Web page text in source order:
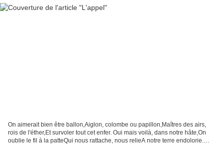
On aimerait bien être ballon,Aiglon, colombe ou papillon,Maîtres des airs,
rois de l'éther,Et survoler tout cet enfer. Oui mais voilà, dans notre hâte,On
oublie le fil à la patteQui nous rattache, nous relieA notre terre endolorie.